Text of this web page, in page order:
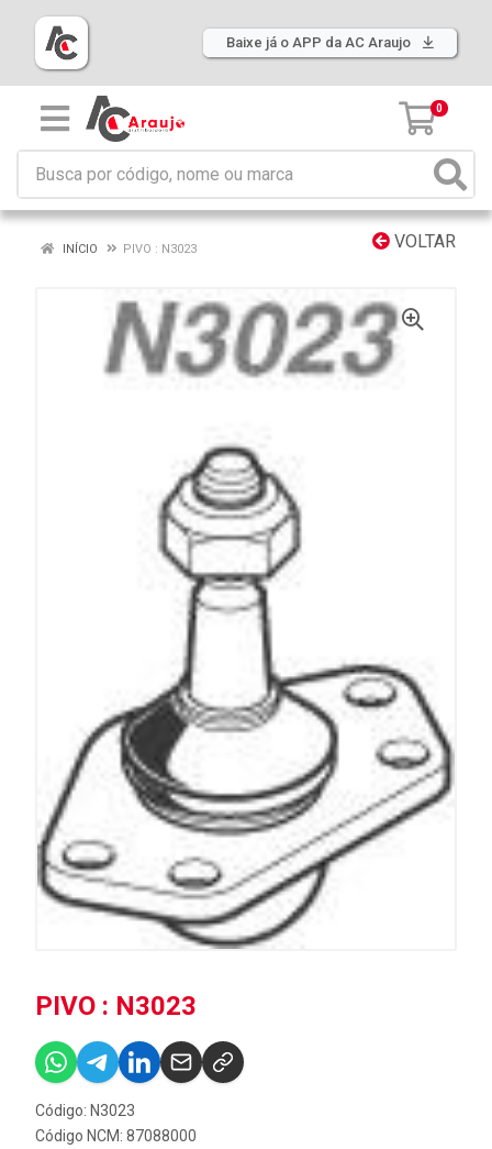
Baixe já o APP da AC Araujo
0
VOLTAR
INÍCIO PIVO : N3023
PIVO : N3023
Código: N3023
Código NCM: 87088000